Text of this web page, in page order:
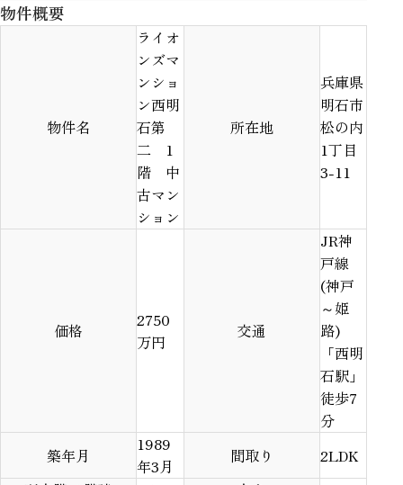
物件概要
物件名
ライオ
ンズマ
ンショ
ン西明
石第
二 1
階 中
古マン
ション
所在地
兵庫県
明石市
松の内
1丁目
3-11
価格
2750
万円
交通
JR神
戸線
(神戸
～姫
路)
「西明
石駅」
徒歩7
分
築年月
1989
年3月
間取り
2LDK